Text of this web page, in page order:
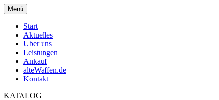
Menü
Start
Aktuelles
Über uns
Leistungen
Ankauf
alteWaffen.de
Kontakt
KATALOG